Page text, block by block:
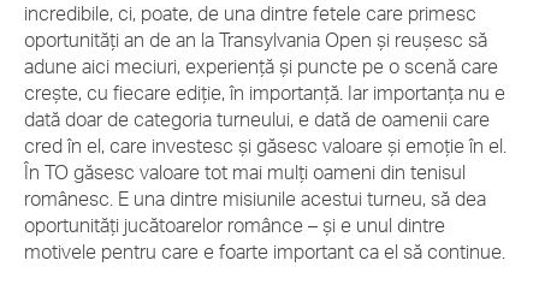
incredibile, ci, poate, de una dintre fetele care primesc
oportunități an de an la Transylvania Open și reușesc să
adune aici meciuri, experiență și puncte pe o scenă care
crește, cu fiecare ediție, în importanță. Iar importanța nu e
dată doar de categoria turneului, e dată de oamenii care
cred în el, care investesc și găsesc valoare și emoție în el.
În TO găsesc valoare tot mai mulți oameni din tenisul
românesc. E una dintre misiunile acestui turneu, să dea
oportunități jucătoarelor românce – și e unul dintre
motivele pentru care e foarte important ca el să continue.